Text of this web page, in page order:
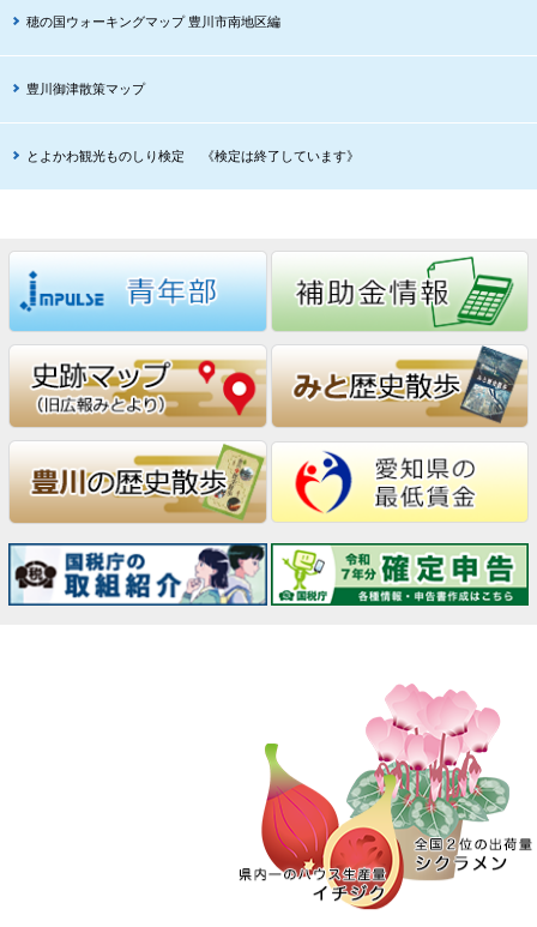
穂の国ウォーキングマップ 豊川市南地区編
豊川御津散策マップ
とよかわ観光ものしり検定 《検定は終了しています》